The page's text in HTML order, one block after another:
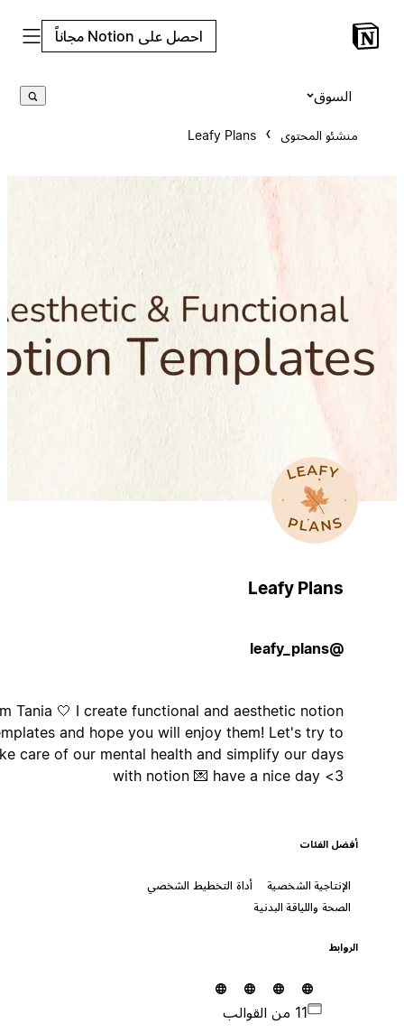
احصل على Notion مجاناً
منشئو المحتوى Leafy Plans
Leafy Plans
Hi, I'm Tania 🤍 I create functional and aesthetic notion
templates and hope you will enjoy them! Let's try to
take care of our mental health and simplify our days
with notion 💌 have a nice day <3
أفضل الفئات
الإنتاجية الشخصية
أداة التخطيط الشخصي
الصحة واللياقة البدنية